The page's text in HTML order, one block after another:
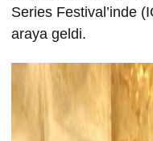
Series Festival’inde
araya geldi.